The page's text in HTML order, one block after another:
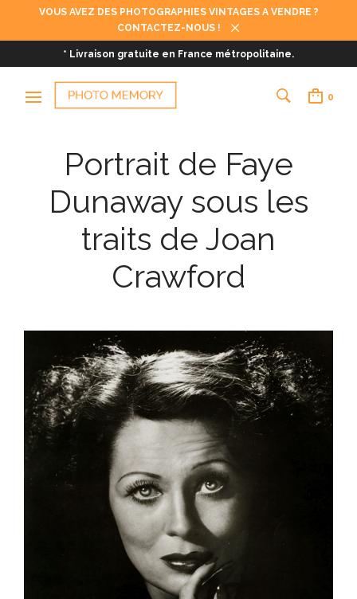
VOUS AVEZ DES PHOTOGRAPHIES VINTAGES A VENDRE ?
CONTACTEZ-NOUS !
* Livraison gratuite en France métropolitaine.
0
Portrait de Faye
Dunaway sous les
traits de Joan
Crawford